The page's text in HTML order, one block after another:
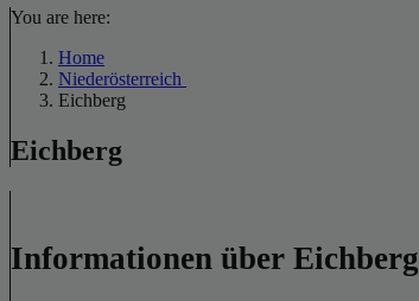
You are here:
Home
Niederösterreich
Eichberg
Eichberg
Informationen über Eichberg